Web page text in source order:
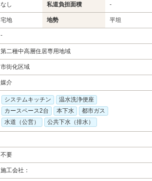
なし 私道負担面積 -
宅地 地勢 平坦
-
第二種中高層住居専用地域
市街化区域
媒介
システムキッチン
温水洗浄便座
カースペース2台
本下水
都市ガス
水道（公営）
公共下水（排水）
不要
施工会社：